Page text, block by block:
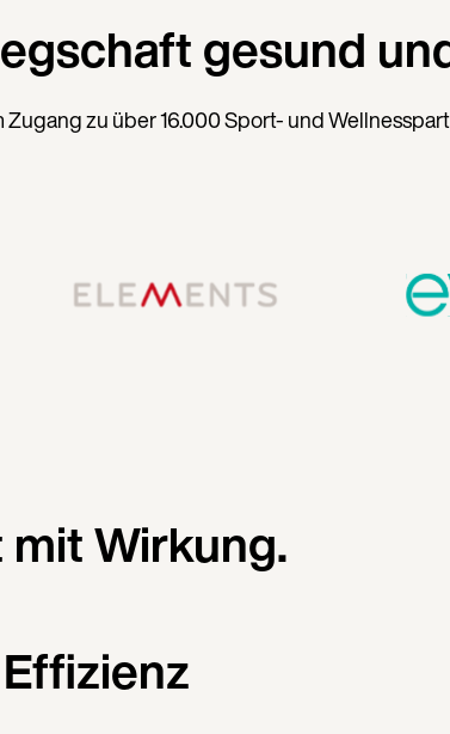
gesund
zu über 16.000 Sport- und
Wirkung.
Effizienz